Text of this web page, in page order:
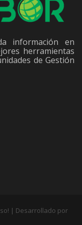
información en
herramientas
de Gestión
| Desarrollado por